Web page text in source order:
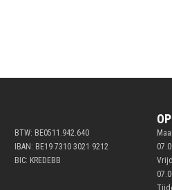
BTW: BE0511.942.640
IBAN: BE19 7310 3021 9212
BIC: KREDEBB